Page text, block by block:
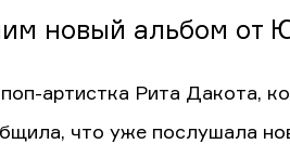
новый альбом от
артистка Рита Дакота,
что уже послушала